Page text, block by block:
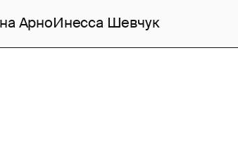
АрноИнесса Шевчук